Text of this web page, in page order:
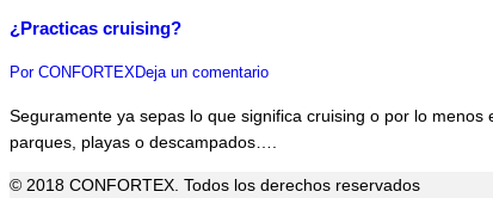
¿Practicas cruising?
Por CONFORTEXDeja un comentario
Seguramente ya sepas lo que significa cruising o por lo
parques, playas o descampados….
© 2018 CONFORTEX. Todos los derechos reservados